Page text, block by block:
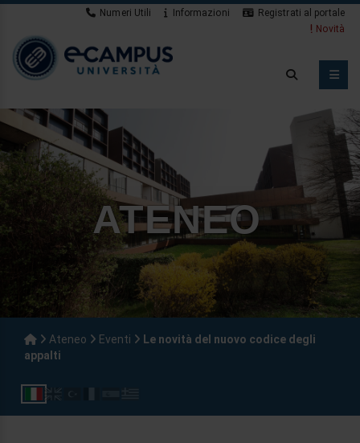
Numeri Utili Informazioni
Registrati al portale
Novità
ATENEO
Ateneo Eventi
Le novità del nuovo codice degli
appalti